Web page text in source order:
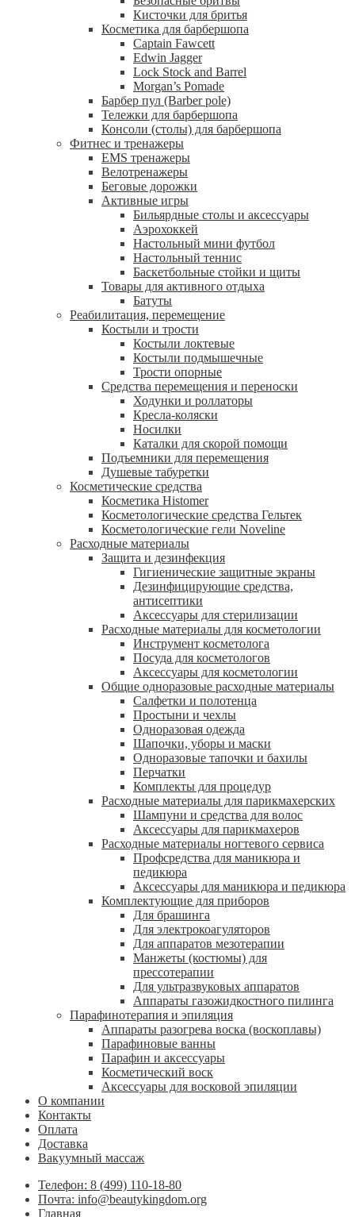
Кисточки для бритья
Косметика для барбершопа
Captain Fawcett
Edwin Jagger
Lock Stock and Barrel
Morgan’s Pomade
Барбер пул (Barber pole)
Тележки для барбершопа
Консоли (столы) для барбершопа
Фитнес и тренажеры
EMS тренажеры
Велотренажеры
Беговые дорожки
Активные игры
Бильярдные столы и аксессуары
Аэрохоккей
Настольный мини футбол
Настольный теннис
Баскетбольные стойки и щиты
Товары для активного отдыха
Батуты
Реабилитация, перемещение
Костыли и трости
Костыли локтевые
Костыли подмышечные
Трости опорные
Средства перемещения и переноски
Ходунки и роллаторы
Кресла-коляски
Носилки
Каталки для скорой помощи
Подъемники для перемещения
Душевые табуретки
Косметические средства
Косметика Histomer
Косметологические средства Гельтек
Косметологические гели Noveline
Расходные материалы
Защита и дезинфекция
Гигиенические защитные экраны
Дезинфицирующие средства,
антисептики
Аксессуары для стерилизации
Расходные материалы для косметологии
Инструмент косметолога
Посуда для косметологов
Аксессуары для косметологии
Общие одноразовые расходные материалы
Салфетки и полотенца
Простыни и чехлы
Одноразовая одежда
Шапочки, уборы и маски
Одноразовые тапочки и бахилы
Перчатки
Комплекты для процедур
Расходные материалы для парикмахерских
Шампуни и средства для волос
Аксессуары для парикмахеров
Расходные материалы ногтевого сервиса
Профсредства для маникюра и
педикюра
Аксессуары для маникюра и педикюра
Комплектующие для приборов
Для брашинга
Для электрокоагуляторов
Для аппаратов мезотерапии
Манжеты (костюмы) для
прессотерапии
Для ультразвуковых аппаратов
Аппараты газожидкостного пилинга
Парафинотерапия и эпиляция
Аппараты разогрева воска (воскоплавы)
Парафиновые ванны
Парафин и аксессуары
Косметический воск
Аксессуары для восковой эпиляции
О компании
Контакты
Оплата
Доставка
Вакуумный массаж
Телефон: 8 (499) 110-18-80
Почта: info@beautykingdom.org
Главная